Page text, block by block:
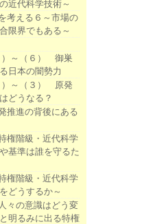
近代科学技術～
考える６～市場の
限界でもある～
）～（６） 御巣
日本の闇勢力
）～（３） 原発
どうなる？
推進の背後にある
権階級・近代科学
基準は誰を守るた
権階級・近代科学
どうするか～
々の意識はどう変
明るみに出る特権